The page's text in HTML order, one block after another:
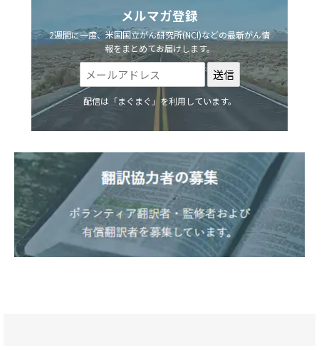
メルマガ登録
2週間に一度、米国国立がん研究所(NCI)などの最新がん情
報をまとめてお届けします。
配信は「まぐまぐ」を利用しています。